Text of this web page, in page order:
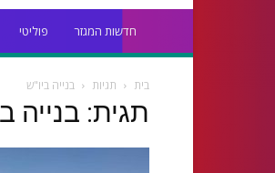
חדשות המגזר פוליטי
בית תגיות בנייה ביו"ש
תגית: בנייה